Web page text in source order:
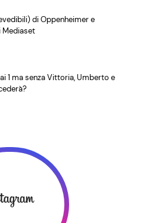
di Oppenheimer e
Mediaset
1 ma senza Vittoria, Umberto e